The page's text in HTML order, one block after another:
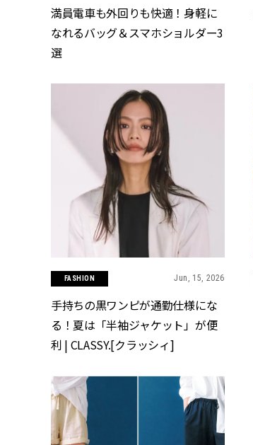
満員電車も外回りも快適！身軽に
なれるバッグ＆スマホショルダー3
選
FASHION Jun, 15, 2026
手持ちの黒ワンピが通勤仕様にな
る！夏は「半袖ジャケット」が便
利 | CLASSY.[クラッシィ]